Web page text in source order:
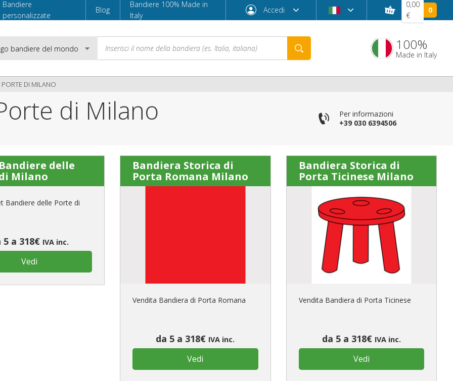
Bandiere
personalizzate
Blog
Bandiere 100% Made in
Italy
Accedi
Accedi Password dimenticata?
CREA UN NUOVO ACCOUNT
0,00
€
0
100%
Made in Italy
PORTE DI MILANO
di Milano
Per informazioni
+39 030 6394506
delle
Milano
Bandiere delle Porte di
5 a 318€ IVA inc.
Vedi
Bandiera Storica di
Porta Romana Milano
Vendita Bandiera di Porta Romana
da 5 a 318€ IVA inc.
Vedi
Bandiera Storica di
Porta Ticinese Milano
Vendita Bandiera di Porta Ticinese
da 5 a 318€ IVA inc.
Vedi